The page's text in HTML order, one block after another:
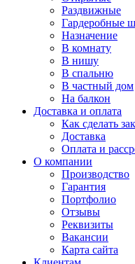
Раздвижные
Гардеробные
Назначение
В комнату
В нишу
В спальню
В частный дом
На балкон
Доставка и оплата
Как сделать
Доставка
Оплата и
О компании
Производство
Гарантия
Портфолио
Отзывы
Реквизиты
Вакансии
Карта сайта